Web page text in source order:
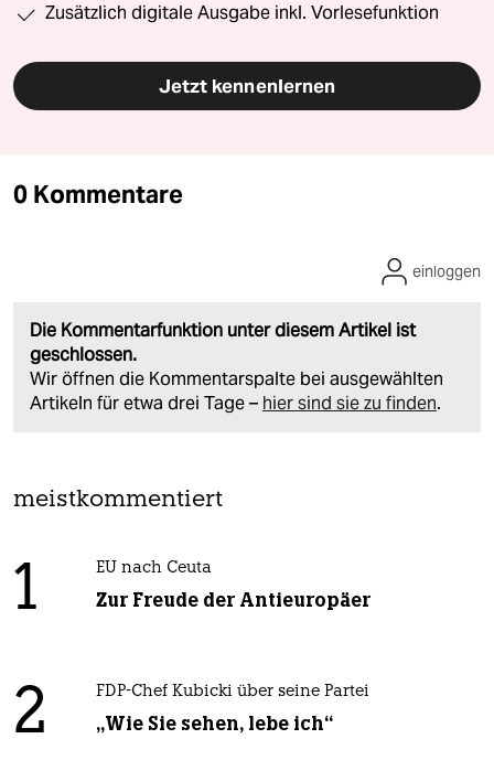
Zusätzlich digitale Ausgabe inkl. Vorlesefunktion
Jetzt kennenlernen
0 Kommentare
Die Kommentarfunktion unter diesem Artikel ist
geschlossen.
Wir öffnen die Kommentarspalte bei ausgewählten
Artikeln für etwa drei Tage – hier sind sie zu finden.
einloggen
meistkommentiert
1 EU nach Ceuta
Zur Freude der Antieuropäer
2 FDP-Chef Kubicki über seine Partei
„Wie Sie sehen, lebe ich“